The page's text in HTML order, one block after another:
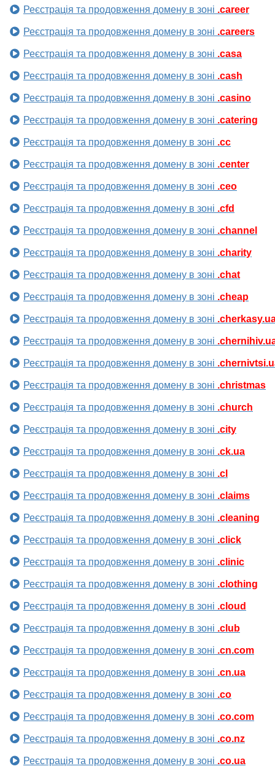
Реєстрація та продовження домену в зоні .career
Реєстрація та продовження домену в зоні .careers
Реєстрація та продовження домену в зоні .casa
Реєстрація та продовження домену в зоні .cash
Реєстрація та продовження домену в зоні .casino
Реєстрація та продовження домену в зоні .catering
Реєстрація та продовження домену в зоні .cc
Реєстрація та продовження домену в зоні .center
Реєстрація та продовження домену в зоні .ceo
Реєстрація та продовження домену в зоні .cfd
Реєстрація та продовження домену в зоні .channel
Реєстрація та продовження домену в зоні .charity
Реєстрація та продовження домену в зоні .chat
Реєстрація та продовження домену в зоні .cheap
Реєстрація та продовження домену в зоні
Реєстрація та продовження домену в зоні
Реєстрація та продовження домену в зоні
Реєстрація та продовження домену в зоні .christmas
Реєстрація та продовження домену в зоні .church
Реєстрація та продовження домену в зоні .city
Реєстрація та продовження домену в зоні .ck.ua
Реєстрація та продовження домену в зоні .cl
Реєстрація та продовження домену в зоні .claims
Реєстрація та продовження домену в зоні .cleaning
Реєстрація та продовження домену в зоні .click
Реєстрація та продовження домену в зоні .clinic
Реєстрація та продовження домену в зоні .clothing
Реєстрація та продовження домену в зоні .cloud
Реєстрація та продовження домену в зоні .club
Реєстрація та продовження домену в зоні .cn.com
Реєстрація та продовження домену в зоні .cn.ua
Реєстрація та продовження домену в зоні .co
Реєстрація та продовження домену в зоні .co.com
Реєстрація та продовження домену в зоні .co.nz
Реєстрація та продовження домену в зоні .co.ua